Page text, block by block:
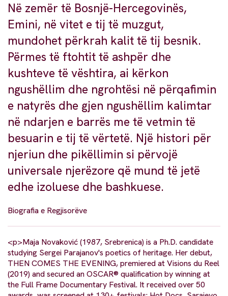
Në zemër të Bosnjë-Hercegovinës,
Emini, në vitet e tij të muzgut,
mundohet përkrah kalit të tij besnik.
Përmes të ftohtit të ashpër dhe
kushteve të vështira, ai kërkon
ngushëllim dhe ngrohtësi në përqafimin
e natyrës dhe gjen ngushëllim kalimtar
në ndarjen e barrës me të vetmin të
besuarin e tij të vërtetë. Një histori për
njeriun dhe pikëllimin si përvojë
universale njerëzore që mund të jetë
edhe izoluese dhe bashkuese.
Biografia e Regjisorëve
<p>Maja Novaković (1987, Srebrenica) is a Ph.D. candidate
studying Sergei Parajanov's poetics of heritage. Her debut,
THEN COMES THE EVENING, premiered at Visions du Reel
(2019) and secured an OSCAR® qualification by winning at
the Full Frame Documentary Festival. It received over 50